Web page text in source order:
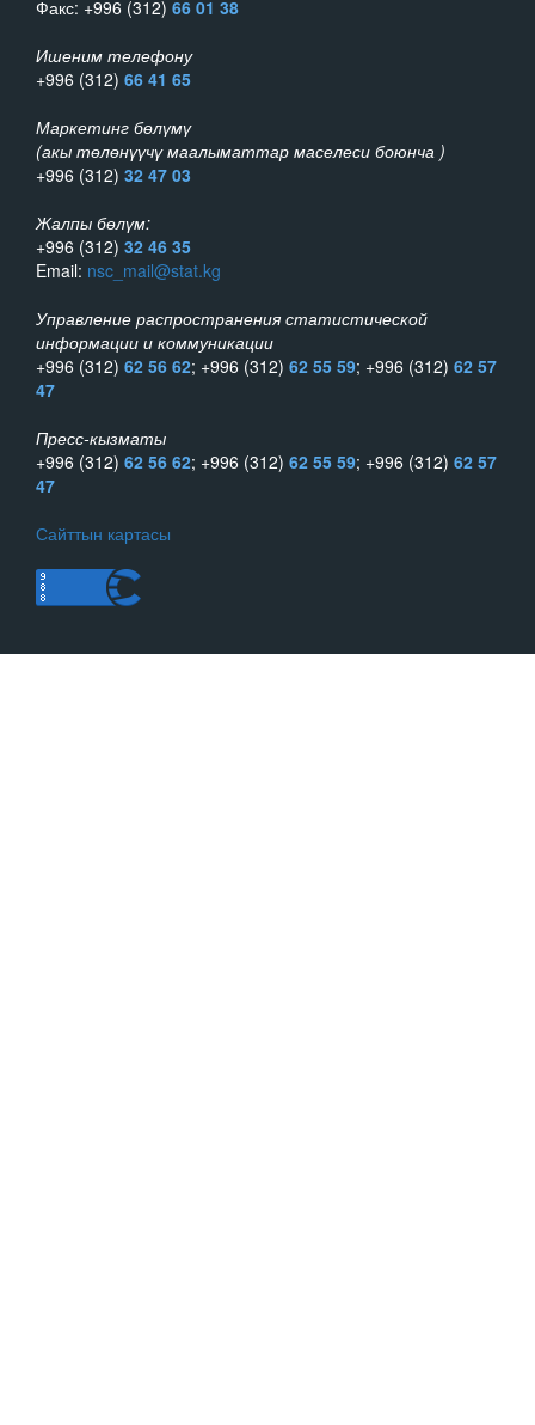
Факс: +996 (312) 66 01 38
Ишеним телефону
+996 (312) 66 41 65
Маркетинг бөлүмү
(акы төлөнүүчү маалыматтар маселеси боюнча )
+996 (312) 32 47 03
Жалпы бөлүм:
+996 (312) 32 46 35
Email: nsc_mail@stat.kg
Управление распространения статистической
информации и коммуникации
+996 (312) 62 56 62; +996 (312) 62 55 59; +996 (312) 62 57
47
Пресс-кызматы
+996 (312) 62 56 62; +996 (312) 62 55 59; +996 (312) 62 57
47
Сайттын картасы